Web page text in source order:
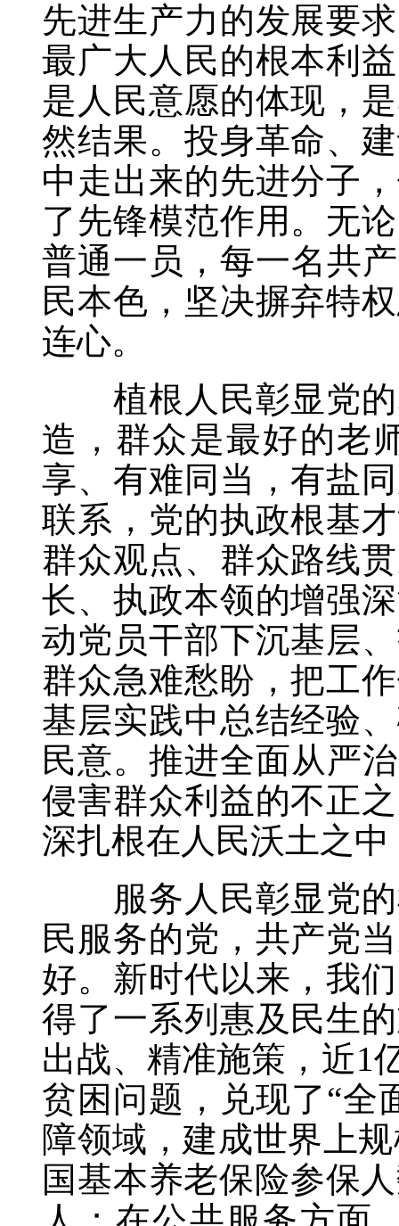
先进生产力的发展要
最广大人民的根本利
是人民意愿的体现，
然结果。投身革命、
中走出来的先进分子
了先锋模范作用。无
普通一员，每一名共
民本色，坚决摒弃特
连心。
植根人民彰显党的
造，群众是最好的老
享、有难同当，有盐
联系，党的执政根基
群众观点、群众路线
长、执政本领的增强
动党员干部下沉基层
群众急难愁盼，把工
基层实践中总结经验
民意。推进全面从严
侵害群众利益的不正
深扎根在人民沃土之
服务人民彰显党的
民服务的党，共产党
好。新时代以来，我
得了一系列惠及民生
出战、精准施策，近1
贫困问题，兑现了“全
障领域，建成世界上
国基本养老保险参保